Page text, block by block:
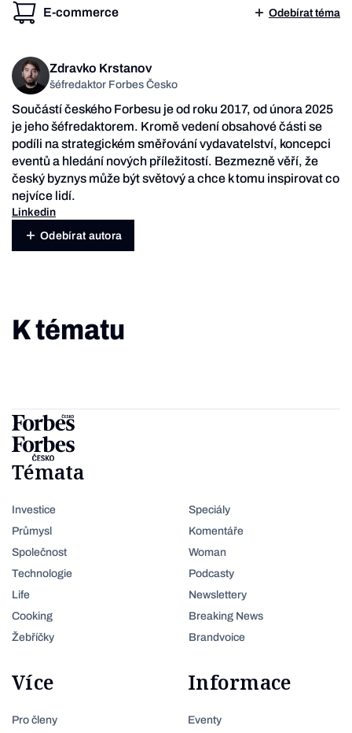
E-commerce Odebírat téma
Zdravko Krstanov
šéfredaktor Forbes Česko
Součástí českého Forbesu je od roku 2017, od února 2025
je jeho šéfredaktorem. Kromě vedení obsahové části se
podíli na strategickém směřování vydavatelství, koncepci
eventů a hledání nových příležitostí. Bezmezně věří, že
český byznys může být světový a chce k tomu inspirovat co
nejvíce lidí.
Linkedin
Odebírat autora
K tématu
Témata
Investice
Průmysl
Společnost
Technologie
Life
Cooking
Žebříčky
Speciály
Komentáře
Woman
Podcasty
Newslettery
Breaking News
Brandvoice
Více
Pro členy
Informace
Eventy